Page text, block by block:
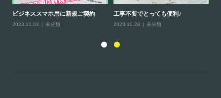
ビジネススマホ用に新規ご契約
2023.11.03 未分類
工事不要でとっても便利♪
2023.10.28 未分類